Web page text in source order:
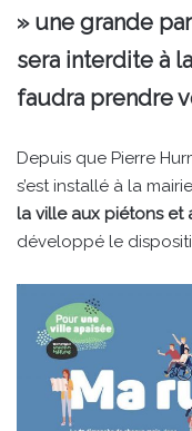
» une grande
sera interdite à
faudra prendre
Depuis que Pierre
s’est installé à la
la ville aux piétons et
développé le